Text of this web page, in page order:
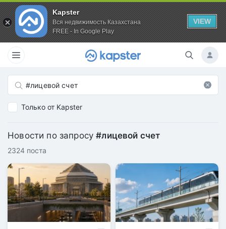
Kapster
Вся недвижимость Казахстана
FREE - In Google Play
VIEW
Только от Kapster
Новости по запросу#лицевой счет
2324 поста